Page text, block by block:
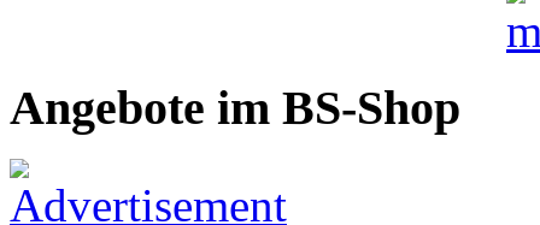
Angebote im BS-Shop